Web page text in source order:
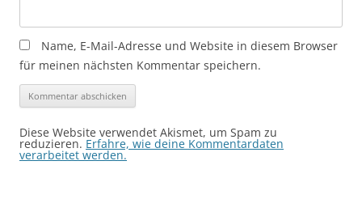
Name, E-Mail-Adresse und Website in diesem Browser
für meinen nächsten Kommentar speichern.
Diese Website verwendet Akismet, um Spam zu
reduzieren. Erfahre, wie deine Kommentardaten
verarbeitet werden.